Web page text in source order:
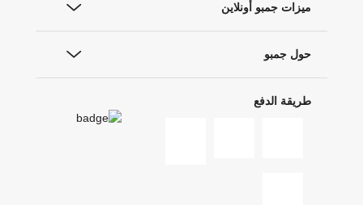
ميزات جمبو أونلاين
حول جمبو
طريقة الدفع